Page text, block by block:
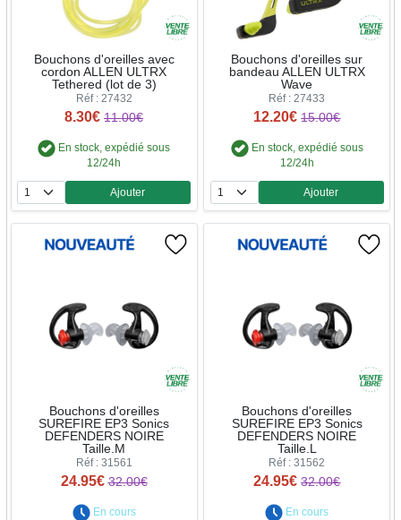
Bouchons d'oreilles avec
cordon ALLEN ULTRX
Tethered (lot de 3)
Réf : 27432
8.30€ 11.00€
En stock, expédié sous
12/24h
Quantité
Ajouter
Bouchons d'oreilles sur
bandeau ALLEN ULTRX
Wave
Réf : 27433
12.20€ 15.00€
En stock, expédié sous
12/24h
Quantité
Ajouter
Bouchons d'oreilles
SUREFIRE EP3 Sonics
DEFENDERS NOIRE
Taille.M
Réf : 31561
24.95€ 32.00€
En cours
Bouchons d'oreilles
SUREFIRE EP3 Sonics
DEFENDERS NOIRE
Taille.L
Réf : 31562
24.95€ 32.00€
En cours